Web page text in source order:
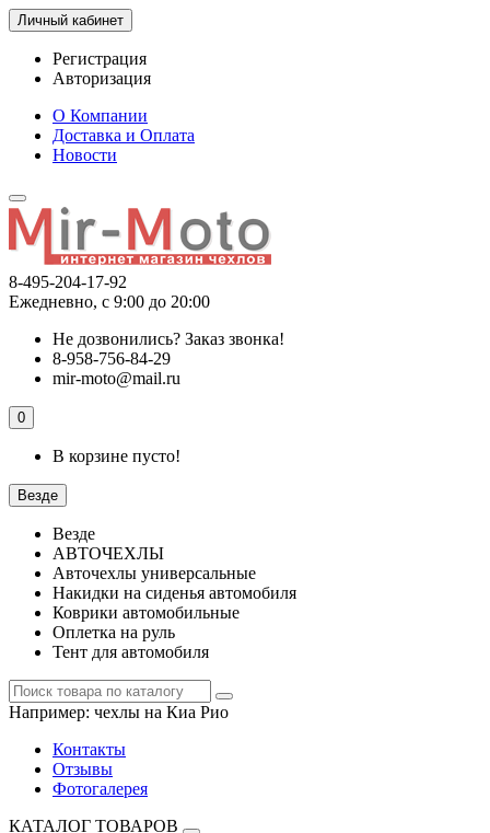
Личный кабинет
Регистрация
Авторизация
О Компании
Доставка и Оплата
Новости
8-495-204-17-92
Ежедневно, с 9:00 до 20:00
Не дозвонились? Заказ звонка!
8-958-756-84-29
mir-moto@mail.ru
0
В корзине пусто!
Везде
Везде
АВТОЧЕХЛЫ
Авточехлы универсальные
Накидки на сиденья автомобиля
Коврики автомобильные
Оплетка на руль
Тент для автомобиля
Например: чехлы на Киа Рио
Контакты
Отзывы
Фотогалерея
КАТАЛОГ ТОВАРОВ